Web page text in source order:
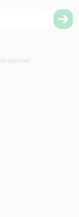
сайтом